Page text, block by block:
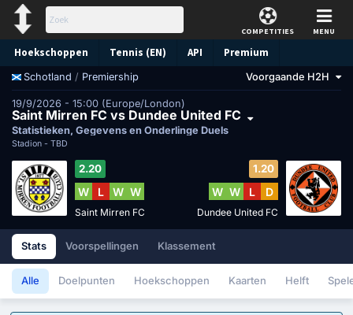
COMPETITIES MENU
Hoekschoppen Tennis (EN) API Premium
Voorspelling
Schotland / Premiership Voorgaande H2H
19/9/2026 - 15:00 (Europe/London)
Saint Mirren FC vs Dundee United FC
Statistieken, Gegevens en Onderlinge Duels
Stadion - TBD
2.20
W L W W
Saint Mirren FC
1.20
W W L D
Dundee United FC
Stats Voorspellingen Klassement
Alle Doelpunten Hoekschoppen Kaarten Helft